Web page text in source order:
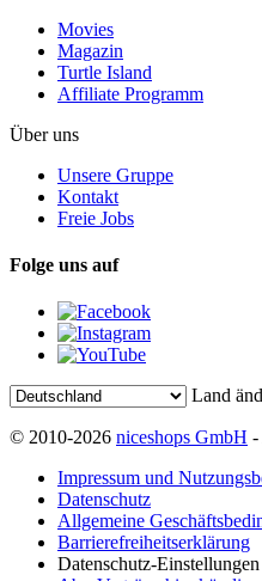
Movies
Magazin
Turtle Island
Affiliate Programm
Über uns
Unsere Gruppe
Kontakt
Freie Jobs
Folge uns auf
Land
© 2010-2026 niceshops GmbH -
Impressum und
Datenschutz
Allgemeine
Barrierefreiheitserklärung
Datenschutz-Einstellungen